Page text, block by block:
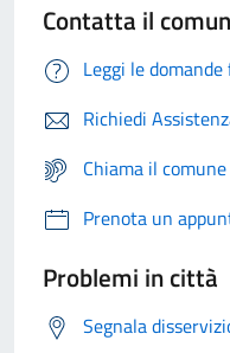
Contatta il
Leggi le
Richiedi
Chiama il
Prenota un
Problemi in città
Segnala